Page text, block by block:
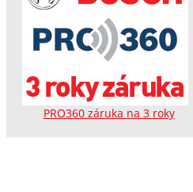
PRO360 záruka na 3 roky